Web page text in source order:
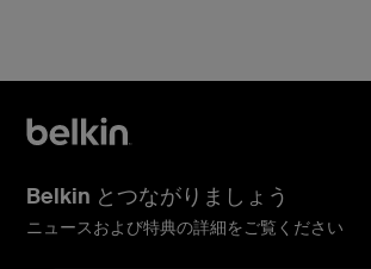
Belkin とつながりましょう
ニュースおよび特典の詳細をご覧ください